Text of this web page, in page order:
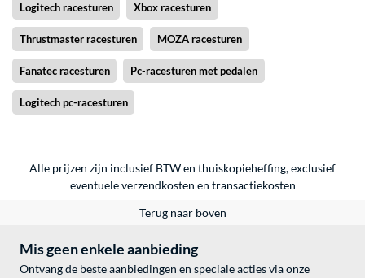
Logitech racesturen Xbox racesturen
Thrustmaster racesturen MOZA racesturen
Fanatec racesturen Pc-racesturen met pedalen
Logitech pc-racesturen
Alle prijzen zijn inclusief BTW en thuiskopieheffing, exclusief
eventueleverzendkosten en transactiekosten
Terug naar boven
Mis geen enkele aanbieding
Ontvang de beste aanbiedingen en speciale acties via onze